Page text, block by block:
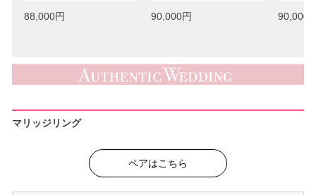
88,000円 90,000円 90,000
マリッジリング
ペアはこちら